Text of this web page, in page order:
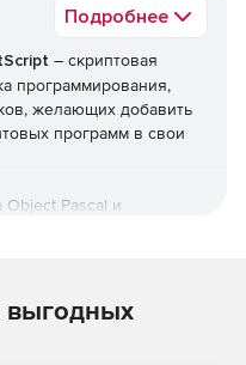
Подробнее
– скриптовая
программирования,
желающих добавить
программ в свои
Object Pascal и
– возможность
выгодных